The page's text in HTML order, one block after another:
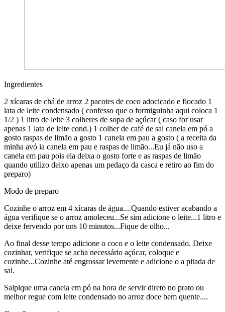
Ingredientes
2 xícaras de chá de arroz 2 pacotes de coco adocicado e flocado 1
lata de leite condensado ( confesso que o formiguinha aqui coloca 1
1/2 ) 1 litro de leite 3 colheres de sopa de açúcar ( caso for usar
apenas 1 lata de leite cond.) 1 colher de café de sal canela em pó a
gosto raspas de limão a gosto 1 canela em pau a gosto ( a receita da
minha avó ia canela em pau e raspas de limão...Eu já não uso a
canela em pau pois ela deixa o gosto forte e as raspas de limão
quando utilizo deixo apenas um pedaço da casca e retiro ao fim do
preparo)
Modo de preparo
Cozinhe o arroz em 4 xícaras de água....Quando estiver acabando a
água verifique se o arroz amoleceu...Se sim adicione o leite...1 litro e
deixe fervendo por uns 10 minutos...Fique de olho...
Ao final desse tempo adicione o coco e o leite condensado. Deixe
cozinhar, verifique se acha necessário açúcar, coloque e
cozinhe...Cozinhe até engrossar levemente e adicione o a pitada de
sal.
Salpique uma canela em pó na hora de servir direto no prato ou
melhor regue com leite condensado no arroz doce bem quente....